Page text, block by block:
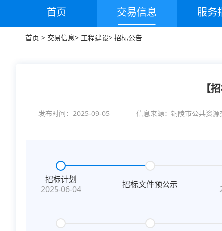
首页 交易信息 服务
首页 > 交易信息> 工程建设> 招标公告
【
发布时间：2025-09-05 信息来源： 铜陵市公共资源
招标计划
2025-06-04
招标文件预公示